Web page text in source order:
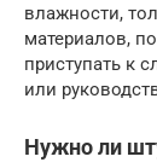
влажности,
материалов,
приступать к
или
Нужно ли